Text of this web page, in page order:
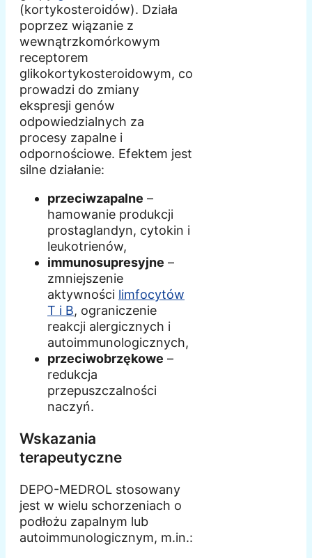
(kortykosteroidów). Działa
poprzez wiązanie z
wewnątrzkomórkowym
receptorem
glikokortykosteroidowym, co
prowadzi do zmiany
ekspresji genów
odpowiedzialnych za
procesy zapalne i
odpornościowe. Efektem jest
silne działanie:
przeciwzapalne –
hamowanie produkcji
prostaglandyn, cytokin i
leukotrienów,
immunosupresyjne –
zmniejszenie
aktywności limfocytów
T i B, ograniczenie
reakcji alergicznych i
autoimmunologicznych,
przeciwobrzękowe –
redukcja
przepuszczalności
naczyń.
Wskazania
terapeutyczne
DEPO-MEDROL stosowany
jest w wielu schorzeniach o
podłożu zapalnym lub
autoimmunologicznym, m.in.: